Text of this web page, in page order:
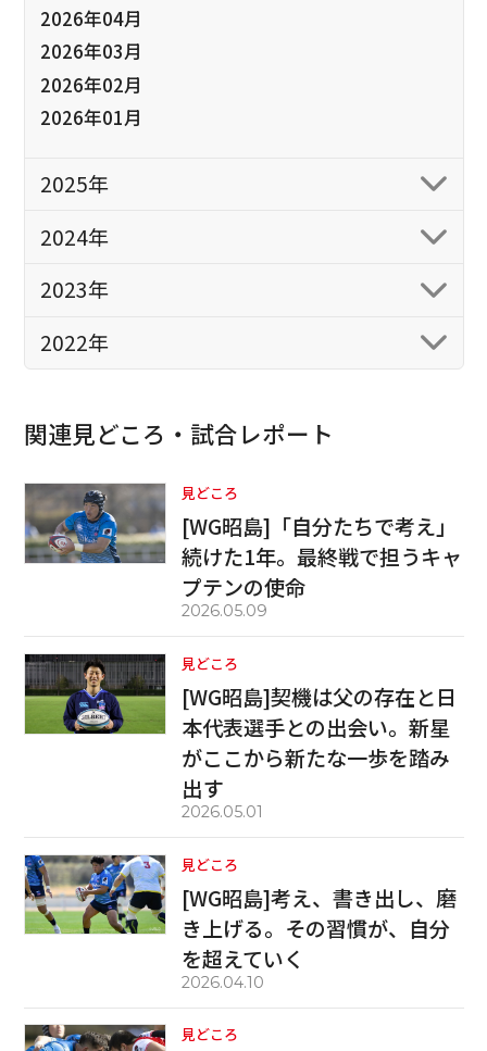
2026年04月
2026年03月
2026年02月
2026年01月
2025年
2024年
2023年
2022年
関連見どころ・試合レポート
見どころ
[WG昭島]「自分たちで考え」
続けた1年。最終戦で担うキャ
プテンの使命
2026.05.09
見どころ
[WG昭島]契機は父の存在と日
本代表選手との出会い。新星
がここから新たな一歩を踏み
出す
2026.05.01
見どころ
[WG昭島]考え、書き出し、磨
き上げる。その習慣が、自分
を超えていく
2026.04.10
見どころ